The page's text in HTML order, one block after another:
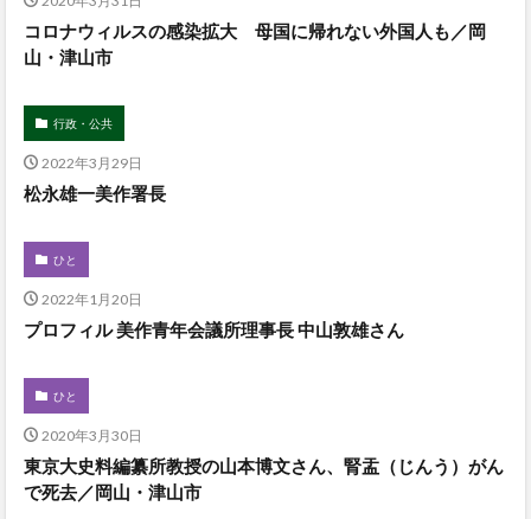
コロナウィルスの感染拡大 母国に帰れない外国人も／岡
山・津山市
行政・公共
2022年3月29日
松永雄一美作署長
ひと
2022年1月20日
プロフィル 美作青年会議所理事長 中山敦雄さん
ひと
2020年3月30日
東京大史料編纂所教授の山本博文さん、腎盂（じんう）がん
で死去／岡山・津山市